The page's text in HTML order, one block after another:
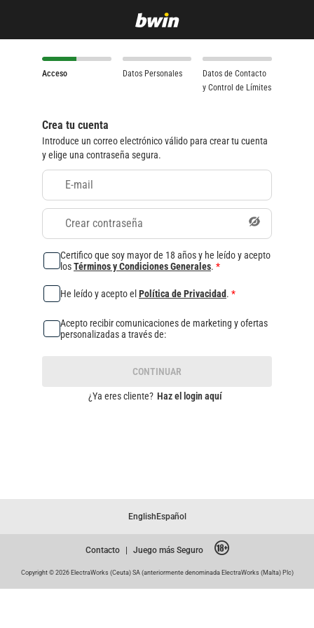
Acceso Datos Personales
Datos de Contacto
y Control de Límites
Crea tu cuenta
Introduce un correo electrónico válido para crear tu cuenta
y elige una contraseña segura.
E-mail
Crear contraseña
Certifico que soy mayor de 18 años y he leído y acepto
losTérminos y Condiciones Generales. *
He leído y acepto el Política de Privacidad. *
Acepto recibir comunicaciones de marketing y ofertas
personalizadas a través de:
CONTINUAR
¿Ya eres cliente? Haz el login aquí
English Español
Contacto Juego más Seguro
Copyright © 2026 ElectraWorks (Ceuta) SA (anteriormente denominada ElectraWorks (Malta) Plc)